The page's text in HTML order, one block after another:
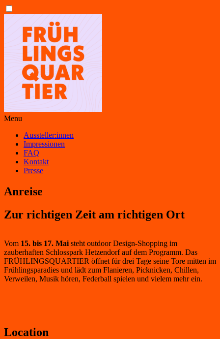
Frühlingsquartier
DEIN
OUTDOOR-
DESIGNMARKT
ZUM
ENTDECKEN,
FEIERN
&
Menu
Header
Main
navigation
Aussteller:innen
Impressionen
FAQ
Kontakt
Presse
Anreise
Zur richtigen Zeit am richtigen Ort
Vom 15. bis 17. Mai steht outdoor Design-Shopping im
zauberhaften Schlosspark Hetzendorf auf dem Programm. Das
FRÜHLINGSQUARTIER öffnet für drei Tage seine Tore mitten im
Frühlingsparadies und lädt zum Flanieren, Picknicken, Chillen,
Verweilen, Musik hören, Federball spielen und vielem mehr ein.
Location